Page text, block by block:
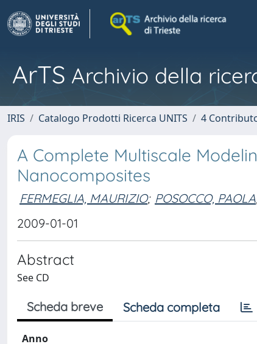
ArTS Archivio della
IRIS Catalogo Prodotti Ricerca UNITS 4
A Complete Multiscale
Nanocomposites
FERMEGLIA, MAURIZIO; POSOCCO, PAOLA
2009-01-01
Abstract
See CD
Scheda breve Scheda completa
Anno